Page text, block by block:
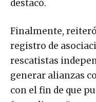
destacó.
Finalmente,
registro de
rescatistas
generar alianzas
con el fin de que